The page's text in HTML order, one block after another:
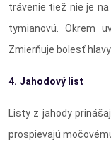
trávenie tiež nie je
tymianovú. Okrem
Zmierňuje bolesť
4. Jahodový list
Listy z jahody
prospievajú